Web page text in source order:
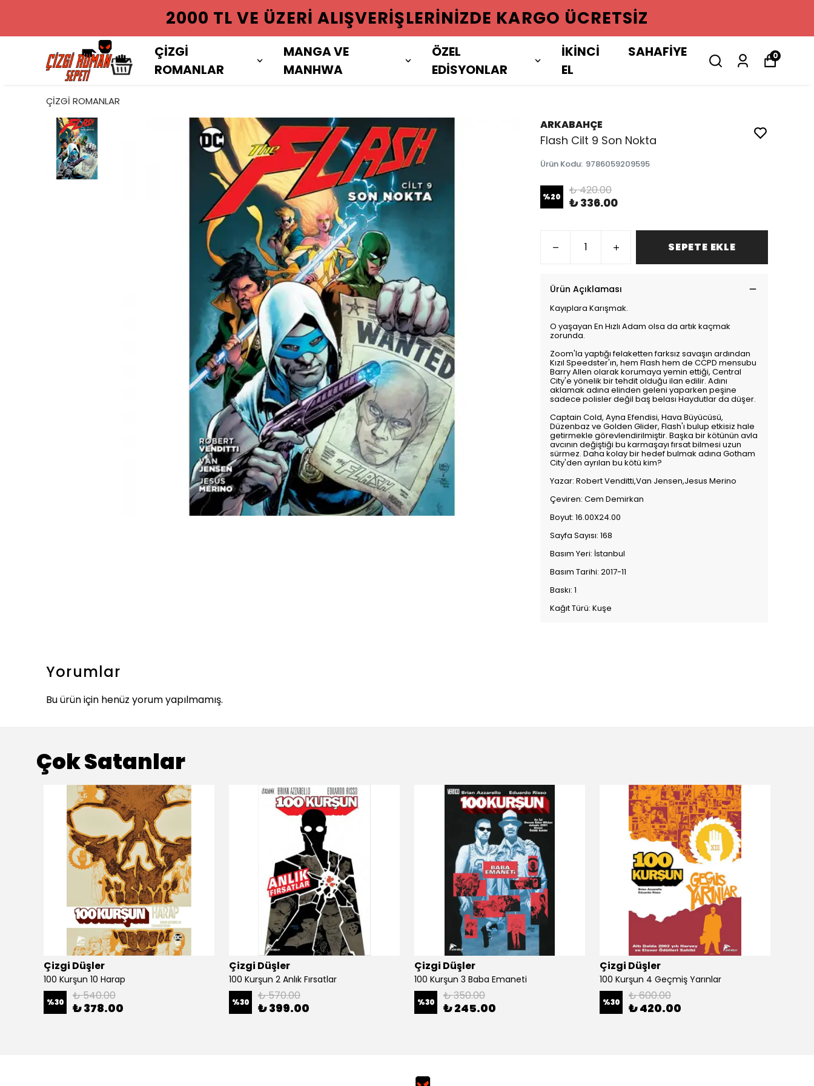
2000 TL VE ÜZERI ALIŞVERIŞLERINIZDE KARGO ÜCRETSIZ
ÇİZGİ
ROMANLAR
MANGA VE
MANHWA
ÖZEL
EDİSYONLAR
İKİNCİ
EL
SAHAFİYE 0
ÇİZGİ ROMANLAR
ARKABAHÇE
Flash Cilt 9 Son Nokta
Ürün Kodu: 9786059209595
%20 ₺ 420.00
₺ 336.00
SEPETE EKLE
Ürün Açıklaması
Kayıplara Karışmak.
O yaşayan En Hızlı Adam olsa da artık kaçmak
zorunda.
Zoom'la yaptığı felaketten farksız savaşın ardından
Kızıl Speedster'ın, hem Flash hem de CCPD mensubu
Barry Allen olarak korumaya yemin ettiği, Central
City'e yönelik bir tehdit olduğu ilan edilir. Adını
aklamak adına elinden geleni yaparken peşine
sadece polisler değil baş belası Haydutlar da düşer.
Captain Cold, Ayna Efendisi, Hava Büyücüsü,
Düzenbaz ve Golden Glider, Flash'ı bulup etkisiz hale
getirmekle görevlendirilmiştir. Başka bir kötünün avla
avcının değiştiği bu karmaşayı fırsat bilmesi uzun
sürmez. Daha kolay bir hedef bulmak adına Gotham
City'den ayrılan bu kötü kim?
Yazar: Robert Venditti,Van Jensen,Jesus Merino
Çeviren: Cem Demirkan
Boyut: 16.00X24.00
Sayfa Sayısı: 168
Basım Yeri: İstanbul
Basım Tarihi: 2017-11
Baskı: 1
Kağıt Türü: Kuşe
Yorumlar
Bu ürün için henüz yorum yapılmamış.
Çok Satanlar
Çizgi Düşler
100 Kurşun 10 Harap
%30 ₺ 540.00
₺ 378.00
Çizgi Düşler
100 Kurşun 2 Anlık Fırsatlar
%30 ₺ 570.00
₺ 399.00
Çizgi Düşler
100 Kurşun 3 Baba Emaneti
%30 ₺ 350.00
₺ 245.00
Çizgi Düşler
100 Kurşun 4 Geçmiş Yarınlar
%30 ₺ 600.00
₺ 420.00